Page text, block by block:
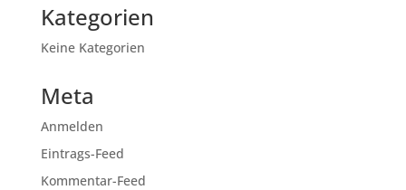
Kategorien
Keine Kategorien
Meta
Anmelden
Eintrags-Feed
Kommentar-Feed